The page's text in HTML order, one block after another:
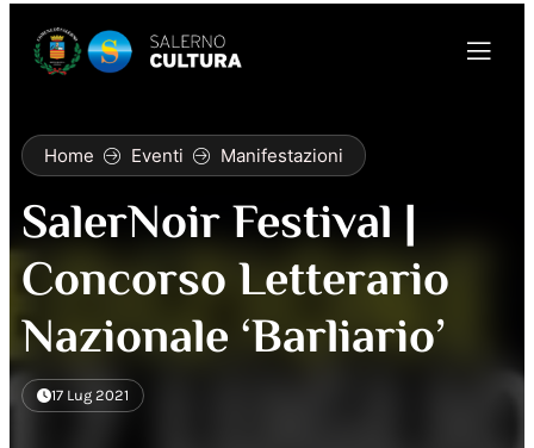
Home Eventi Manifestazioni
SalerNoir Festival |
Concorso Letterario
Nazionale ‘Barliario’
17 Lug 2021